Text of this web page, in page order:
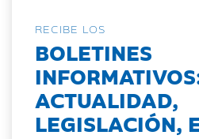
RECIBE LOS
BOLETINES
ACTUALIDAD,
LEGISLACIÓN,